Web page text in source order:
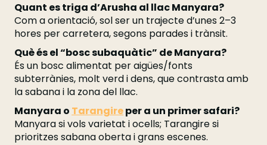
Quant es triga d’Arusha al llac Manyara?
Com a orientació, sol ser un trajecte d’unes 2–3
hores per carretera, segons parades i trànsit.
Què és el “bosc subaquàtic” de Manyara?
És un bosc alimentat per aigües/fonts
subterrànies, molt verd i dens, que contrasta amb
la sabana i la zona del llac.
Manyara o Tarangireper a un primer safari?
Manyara si vols varietat i ocells; Tarangire si
prioritzes sabana oberta i grans escenes.